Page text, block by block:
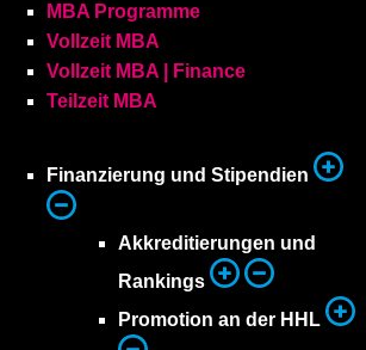
MBA Programme
Vollzeit MBA
Vollzeit MBA | Finance
Teilzeit MBA
Finanzierung und Stipendien
Akkreditierungen und
Rankings
Promotion an der HHL